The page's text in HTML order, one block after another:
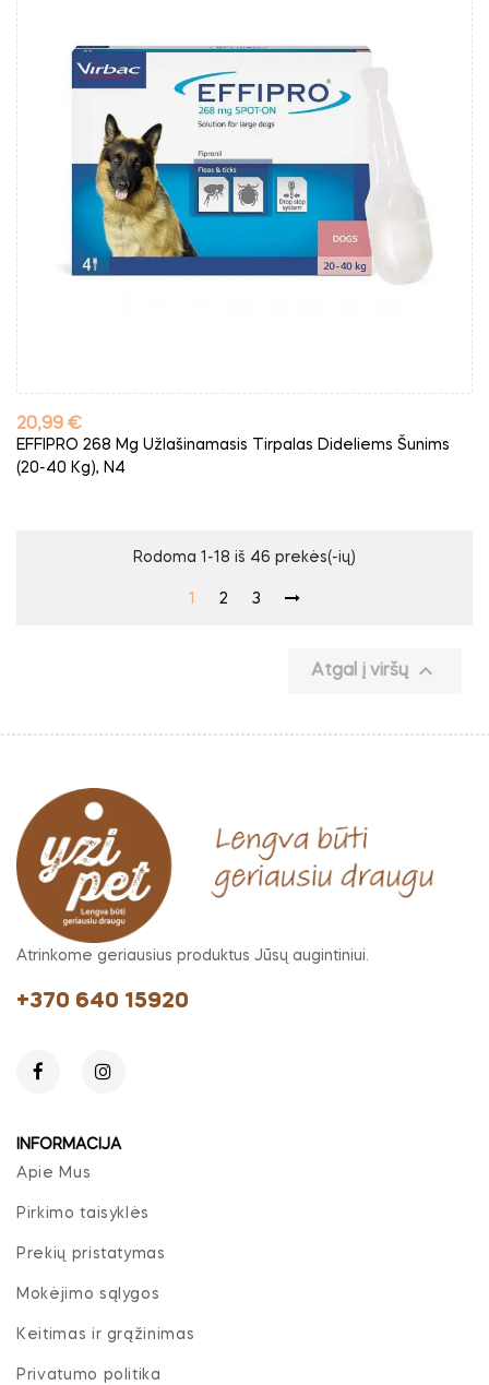
Kaina
20,99 €
EFFIPRO 268 Mg Užlašinamasis Tirpalas Dideliems Šunims
(20-40 Kg), N4
Rodoma 1-18 iš 46 prekės(-ių)
1 2 3
Atgal į viršų 
Atrinkome geriausius produktus Jūsų augintiniui.
+370 640 15920
INFORMACIJA
Apie Mus
Pirkimo taisyklės
Prekių pristatymas
Mokėjimo sąlygos
Keitimas ir grąžinimas
Privatumo politika